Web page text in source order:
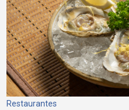
Restaurantes